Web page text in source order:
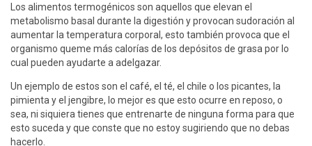
Los alimentos termogénicos son aquellos que elevan el
metabolismo basal durante la digestión y provocan sudoración al
aumentar la temperatura corporal, esto también provoca que el
organismo queme más calorías de los depósitos de grasa por lo
cual pueden ayudarte a adelgazar.
Un ejemplo de estos son el café, el té, el chile o los picantes, la
pimienta y el jengibre, lo mejor es que esto ocurre en reposo, o
sea, ni siquiera tienes que entrenarte de ninguna forma para que
esto suceda y que conste que no estoy sugiriendo que no debas
hacerlo.